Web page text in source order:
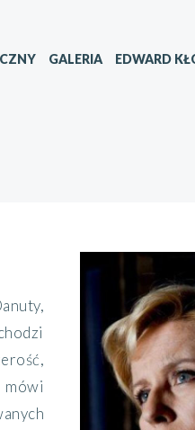
GALERIA EDWARD